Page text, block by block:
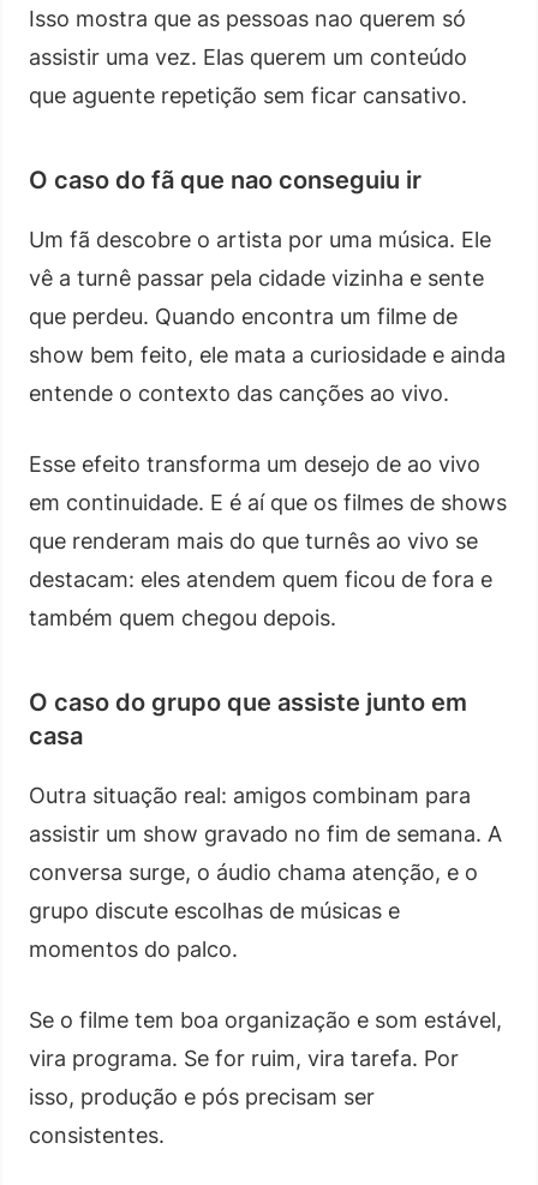
Isso mostra que as pessoas nao querem só
assistir uma vez. Elas querem um conteúdo
que aguente repetição sem ficar cansativo.
O caso do fã que nao conseguiu ir
Um fã descobre o artista por uma música. Ele
vê a turnê passar pela cidade vizinha e sente
que perdeu. Quando encontra um filme de
show bem feito, ele mata a curiosidade e ainda
entende o contexto das canções ao vivo.
Esse efeito transforma um desejo de ao vivo
em continuidade. E é aí que os filmes de shows
que renderam mais do que turnês ao vivo se
destacam: eles atendem quem ficou de fora e
também quem chegou depois.
O caso do grupo que assiste junto em
casa
Outra situação real: amigos combinam para
assistir um show gravado no fim de semana. A
conversa surge, o áudio chama atenção, e o
grupo discute escolhas de músicas e
momentos do palco.
Se o filme tem boa organização e som estável,
vira programa. Se for ruim, vira tarefa. Por
isso, produção e pós precisam ser
consistentes.